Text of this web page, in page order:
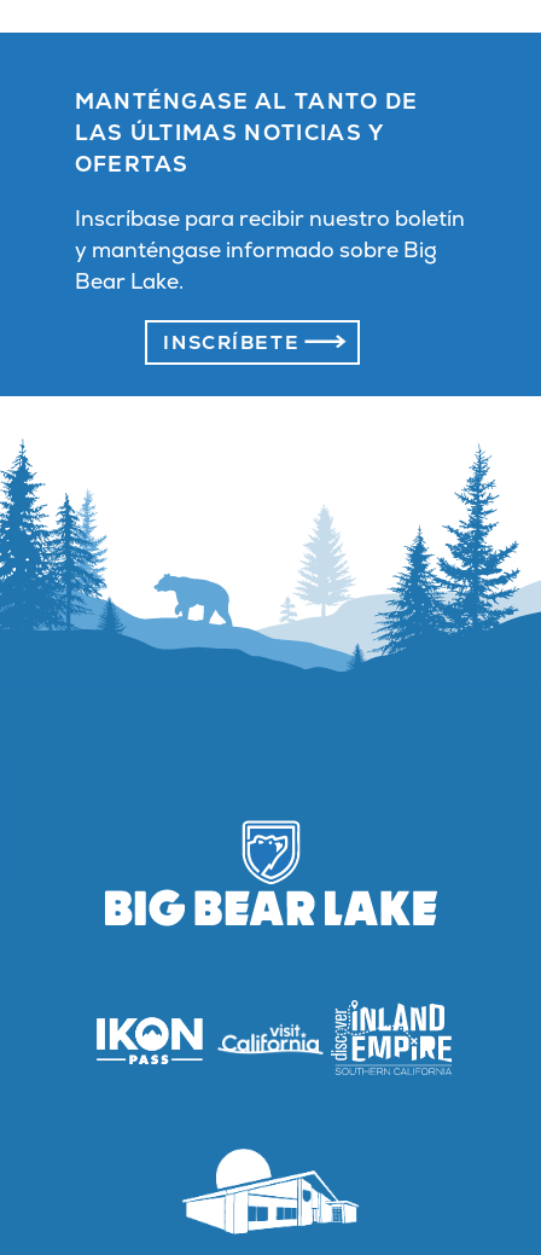
MANTÉNGASE AL TANTO DE
LAS ÚLTIMAS NOTICIAS Y
OFERTAS
Inscríbase para recibir nuestro boletín
y manténgase informado sobre Big
Bear Lake.
INSCRÍBETE